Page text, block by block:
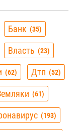
Банк 35
Власть 23
62 Дтп 52
61
193